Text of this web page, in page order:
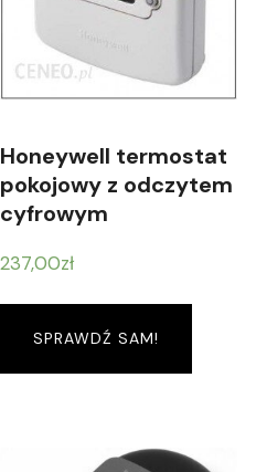
Honeywell termostat
pokojowy z odczytem
cyfrowym
237,00zł
SPRAWDŹ SAM!